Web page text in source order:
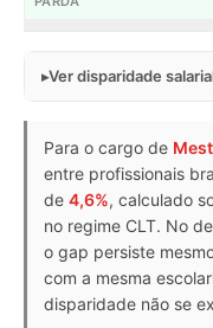
Ver disparidade
Para o cargo de
entre profissionais
de 4,6%, calculado
no regime CLT. No
o gap persiste
com a mesma
disparidade não se